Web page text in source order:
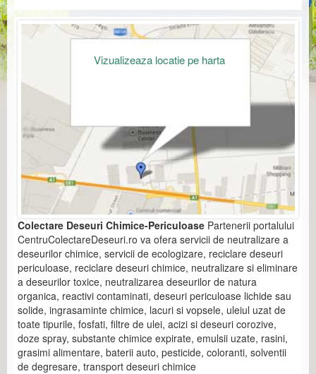
Vizualizeaza locatie pe harta
Colectare Deseuri Chimice-Periculoase Partenerii portalului
CentruColectareDeseuri.ro va ofera servicii de neutralizare a
deseurilor chimice, servicii de ecologizare, reciclare deseuri
periculoase, reciclare deseuri chimice, neutralizare si eliminare
a deseurilor toxice, neutralizarea deseurilor de natura
organica, reactivi contaminati, deseuri periculoase lichide sau
solide, ingrasaminte chimice, lacuri si vopsele, uleiul uzat de
toate tipurile, fosfati, filtre de ulei, acizi si deseuri corozive,
doze spray, substante chimice expirate, emulsii uzate, rasini,
grasimi alimentare, baterii auto, pesticide, coloranti, solventii
de degresare, transport deseuri chimice